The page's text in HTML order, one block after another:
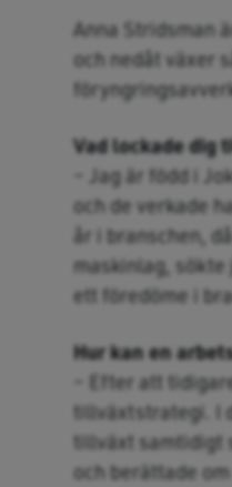
Anna Stridsman
och nedåt växer
Vad lockade dig
– Jag är född i
och de verkade
år i branschen,
maskinlag, sökte
ett föredöme i
Hur kan en
– Efter att
tillväxtstrategi. I
tillväxt samtidigt
och berättade